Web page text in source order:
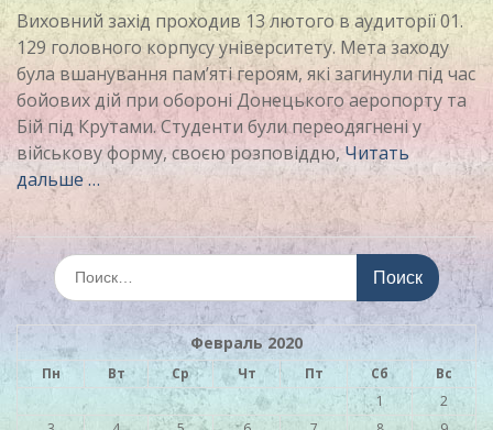
Виховний захід проходив 13 лютого в аудиторії 01.
129 головного корпусу університету. Мета заходу
була вшанування пам’яті героям, які загинули під час
бойових дій при обороні Донецького аеропорту та
Бій під Крутами. Студенти були переодягнені у
військову форму, своєю розповіддю, Читать
дальше …
Искать:
Февраль 2020
Пн Вт Ср Чт Пт Сб
Вс
1
2